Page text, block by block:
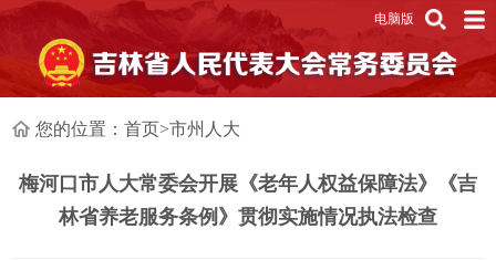
电脑版
您的位置：首页>市州人大
梅河口市人大常委会开展《老年人权益保障法》《吉
林省养老服务条例》贯彻实施情况执法检查